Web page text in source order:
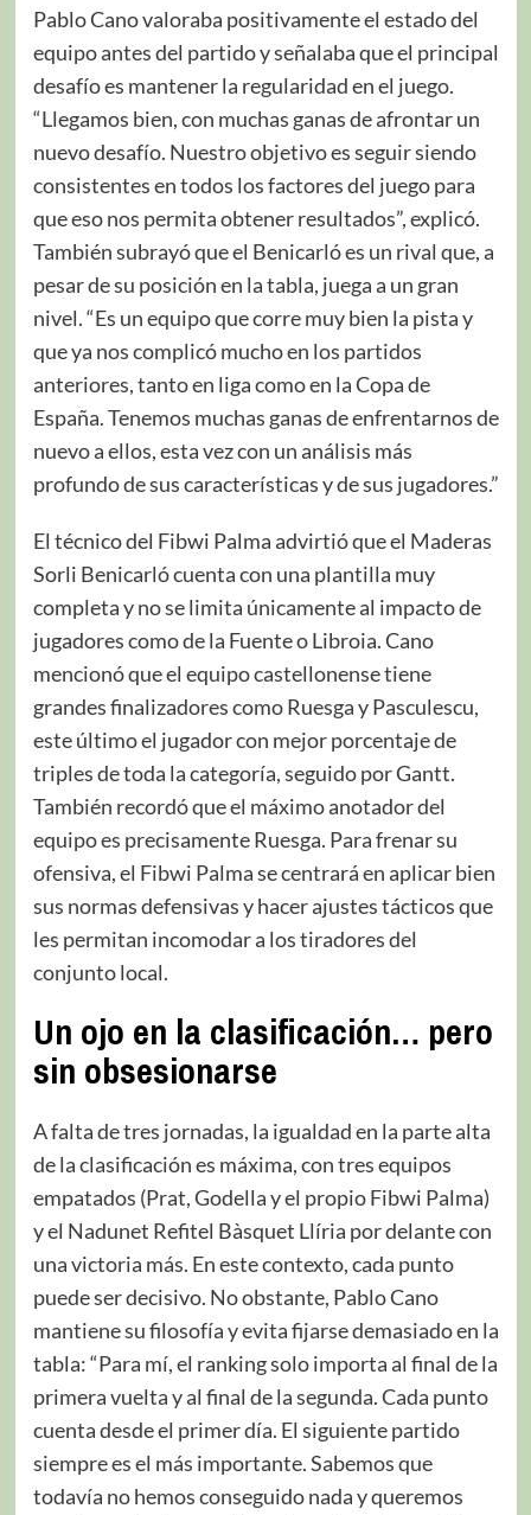
Pablo Cano valoraba positivamente el estado del
equipo antes del partido y señalaba que el principal
desafío es mantener la regularidad en el juego.
“Llegamos bien, con muchas ganas de afrontar un
nuevo desafío. Nuestro objetivo es seguir siendo
consistentes en todos los factores del juego para
que eso nos permita obtener resultados”, explicó.
También subrayó que el Benicarló es un rival que, a
pesar de su posición en la tabla, juega a un gran
nivel. “Es un equipo que corre muy bien la pista y
que ya nos complicó mucho en los partidos
anteriores, tanto en liga como en la Copa de
España. Tenemos muchas ganas de enfrentarnos de
nuevo a ellos, esta vez con un análisis más
profundo de sus características y de sus jugadores.”
El técnico del Fibwi Palma advirtió que el Maderas
Sorli Benicarló cuenta con una plantilla muy
completa y no se limita únicamente al impacto de
jugadores como de la Fuente o Libroia. Cano
mencionó que el equipo castellonense tiene
grandes finalizadores como Ruesga y Pasculescu,
este último el jugador con mejor porcentaje de
triples de toda la categoría, seguido por Gantt.
También recordó que el máximo anotador del
equipo es precisamente Ruesga. Para frenar su
ofensiva, el Fibwi Palma se centrará en aplicar bien
sus normas defensivas y hacer ajustes tácticos que
les permitan incomodar a los tiradores del
conjunto local.
Un ojo en la clasificación… pero
sin obsesionarse
A falta de tres jornadas, la igualdad en la parte alta
de la clasificación es máxima, con tres equipos
empatados (Prat, Godella y el propio Fibwi Palma)
y el Nadunet Refitel Bàsquet Llíria por delante con
una victoria más. En este contexto, cada punto
puede ser decisivo. No obstante, Pablo Cano
mantiene su filosofía y evita fijarse demasiado en la
tabla: “Para mí, el ranking solo importa al final de la
primera vuelta y al final de la segunda. Cada punto
cuenta desde el primer día. El siguiente partido
siempre es el más importante. Sabemos que
todavía no hemos conseguido nada y queremos